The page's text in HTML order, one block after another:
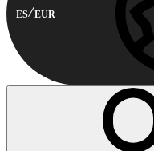
ES EUR